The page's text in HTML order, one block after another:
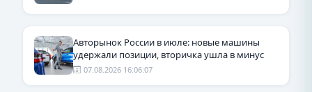
Авторынок России в июле: новые машины
удержали позиции, вторичка ушла в минус
07.08.2026 16:06:07